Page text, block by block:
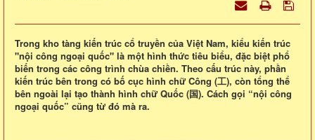
Trong kho tàng kiến trúc cổ truyền của Việt Nam, kiểu kiến trúc
"nội công ngoại quốc" là một hình thức tiêu biểu, đặc biệt phổ
biến trong các công trình chùa chiền. Theo cấu trúc này, phần
kiến trúc bên trong có bố cục hình chữ Công (工), còn tổng thể
bên ngoài lại tạo thành hình chữ Quốc (国). Cách gọi “nội công
ngoại quốc” cũng từ đó mà ra.